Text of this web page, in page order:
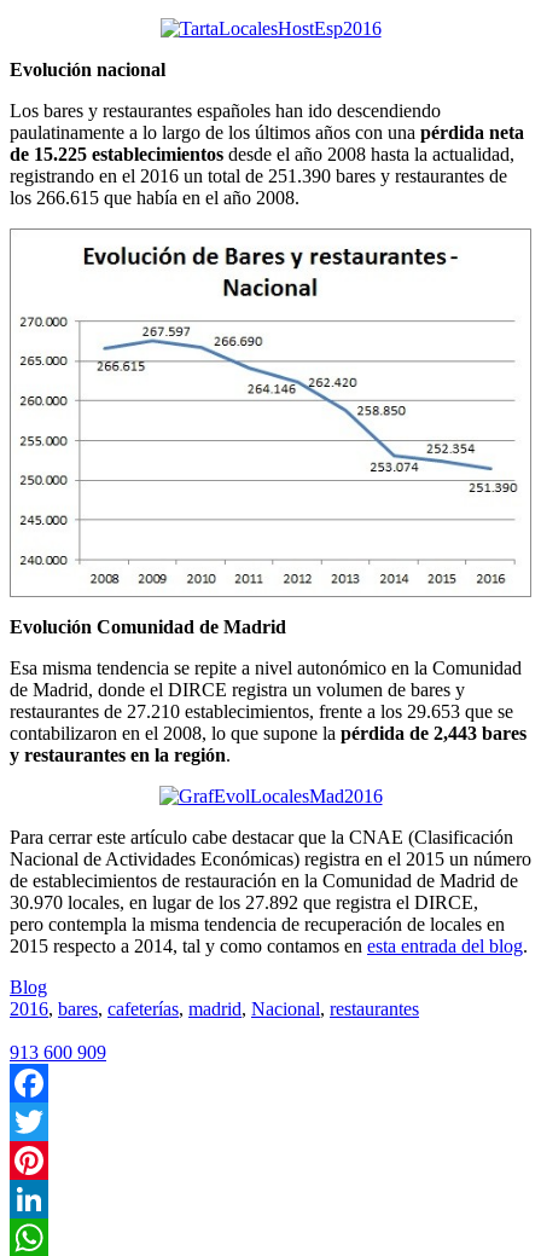
Evolución nacional
Los bares y restaurantes españoles han ido descendiendo
paulatinamente a lo largo de los últimos años con una pérdida neta
de 15.225 establecimientos desde el año 2008 hasta la actualidad,
registrando en el 2016 un total de 251.390 bares y restaurantes de
los 266.615 que había en el año 2008.
Evolución Comunidad de Madrid
Esa misma tendencia se repite a nivel autonómico en la Comunidad
de Madrid, donde el DIRCE registra un volumen de bares y
restaurantes de 27.210 establecimientos, frente a los 29.653 que se
contabilizaron en el 2008, lo que supone la pérdida de 2,443 bares
y restaurantes en la región.
Para cerrar este artículo cabe destacar que la CNAE (Clasificación
Nacional de Actividades Económicas) registra en el 2015 un número
de establecimientos de restauración en la Comunidad de Madrid de
30.970 locales, en lugar de los 27.892 que registra el DIRCE,
pero contempla la misma tendencia de recuperación de locales en
2015 respecto a 2014, tal y como contamos en esta entrada del blog.
Blog
2016, bares, cafeterías, madrid, Nacional, restaurantes
913 600 909
Facebook
Twitter
Pinterest
LinkedIn